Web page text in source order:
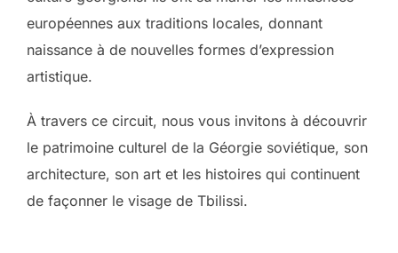
européennes aux traditions locales, donnant
naissance à de nouvelles formes d’expression
artistique.
À travers ce circuit, nous vous invitons à découvrir
le patrimoine culturel de la Géorgie soviétique, son
architecture, son art et les histoires qui continuent
de façonner le visage de Tbilissi.